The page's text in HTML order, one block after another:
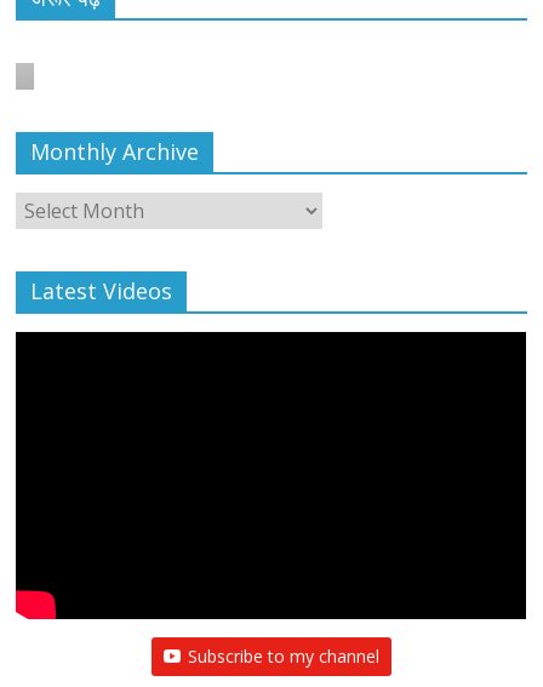
बाल्मीकि का किया गया स्वागत
Monthly Archive
Monthly
Archive
Latest Videos
Subscribe to my channel